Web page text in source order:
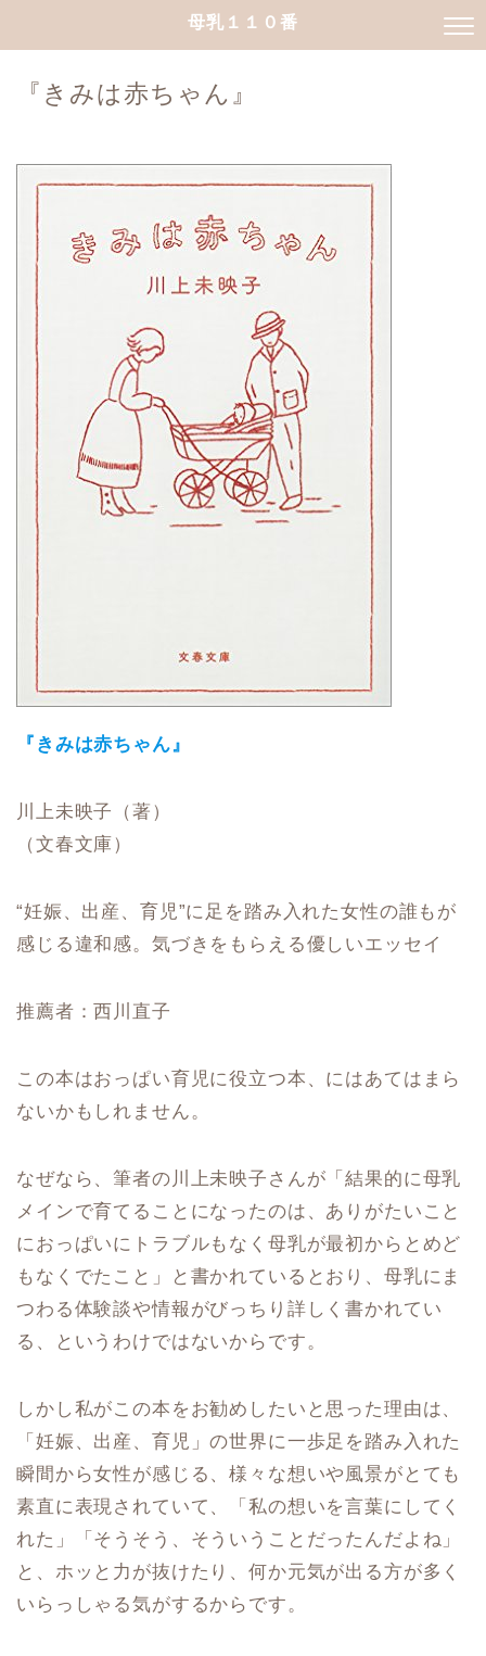
母乳１１０番
『きみは赤ちゃん』
『きみは赤ちゃん』
川上未映子（著）
（文春文庫）
“妊娠、出産、育児”に足を踏み入れた女性の誰もが
感じる違和感。気づきをもらえる優しいエッセイ
推薦者：西川直子
この本はおっぱい育児に役立つ本、にはあてはまら
ないかもしれません。
なぜなら、筆者の川上未映子さんが「結果的に母乳
メインで育てることになったのは、ありがたいこと
におっぱいにトラブルもなく母乳が最初からとめど
もなくでたこと」と書かれているとおり、母乳にま
つわる体験談や情報がびっちり詳しく書かれてい
る、というわけではないからです。
しかし私がこの本をお勧めしたいと思った理由は、
「妊娠、出産、育児」の世界に一歩足を踏み入れた
瞬間から女性が感じる、様々な想いや風景がとても
素直に表現されていて、「私の想いを言葉にしてく
れた」「そうそう、そういうことだったんだよね」
と、ホッと力が抜けたり、何か元気が出る方が多く
いらっしゃる気がするからです。